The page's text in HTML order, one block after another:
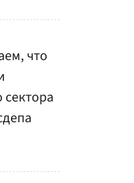
что